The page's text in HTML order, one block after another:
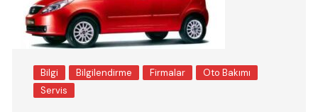
Bilgi Bilgilendirme Firmalar
Oto Bakımı
Servis